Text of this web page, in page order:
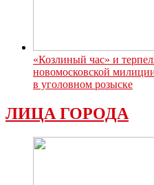
«Козлиный час» и
новомосковской
в уголовном розыске
ЛИЦА ГОРОДА